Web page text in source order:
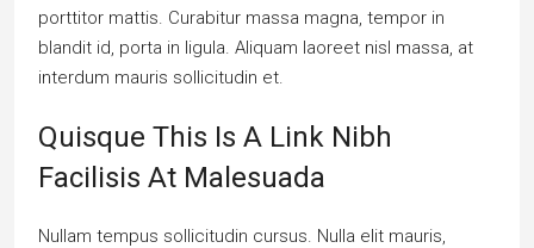
porttitor mattis. Curabitur massa magna, tempor in
blandit id, porta in ligula. Aliquam laoreet nisl massa, at
interdum mauris sollicitudin et.
Quisque This Is A Link Nibh
Facilisis At Malesuada
Nullam tempus sollicitudin cursus. Nulla elit mauris,